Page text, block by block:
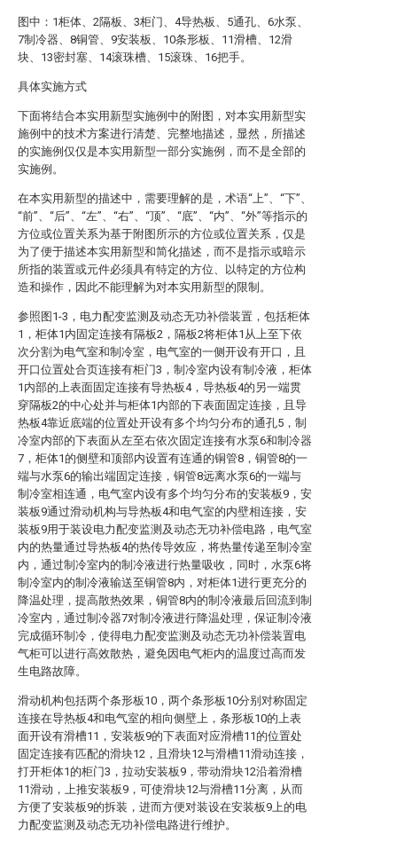
图中：1柜体、2隔板、3柜门、4导热板、5通孔、6水泵、
7制冷器、8铜管、9安装板、10条形板、11滑槽、12滑
块、13密封塞、14滚珠槽、15滚珠、16把手。
具体实施方式
下面将结合本实用新型实施例中的附图，对本实用新型实
施例中的技术方案进行清楚、完整地描述，显然，所描述
的实施例仅仅是本实用新型一部分实施例，而不是全部的
实施例。
在本实用新型的描述中，需要理解的是，术语“上”、“下”、
“前”、“后”、“左”、“右”、“顶”、“底”、“内”、“外”等指示的
方位或位置关系为基于附图所示的方位或位置关系，仅是
为了便于描述本实用新型和简化描述，而不是指示或暗示
所指的装置或元件必须具有特定的方位、以特定的方位构
造和操作，因此不能理解为对本实用新型的限制。
参照图1-3，电力配变监测及动态无功补偿装置，包括柜体
1，柜体1内固定连接有隔板2，隔板2将柜体1从上至下依
次分割为电气室和制冷室，电气室的一侧开设有开口，且
开口位置处合页连接有柜门3，制冷室内设有制冷液，柜体
1内部的上表面固定连接有导热板4，导热板4的另一端贯
穿隔板2的中心处并与柜体1内部的下表面固定连接，且导
热板4靠近底端的位置处开设有多个均匀分布的通孔5，制
冷室内部的下表面从左至右依次固定连接有水泵6和制冷器
7，柜体1的侧壁和顶部内设置有连通的铜管8，铜管8的一
端与水泵6的输出端固定连接，铜管8远离水泵6的一端与
制冷室相连通，电气室内设有多个均匀分布的安装板9，安
装板9通过滑动机构与导热板4和电气室的内壁相连接，安
装板9用于装设电力配变监测及动态无功补偿电路，电气室
内的热量通过导热板4的热传导效应，将热量传递至制冷室
内，通过制冷室内的制冷液进行热量吸收，同时，水泵6将
制冷室内的制冷液输送至铜管8内，对柜体1进行更充分的
降温处理，提高散热效果，铜管8内的制冷液最后回流到制
冷室内，通过制冷器7对制冷液进行降温处理，保证制冷液
完成循环制冷，使得电力配变监测及动态无功补偿装置电
气柜可以进行高效散热，避免因电气柜内的温度过高而发
生电路故障。
滑动机构包括两个条形板10，两个条形板10分别对称固定
连接在导热板4和电气室的相向侧壁上，条形板10的上表
面开设有滑槽11，安装板9的下表面对应滑槽11的位置处
固定连接有匹配的滑块12，且滑块12与滑槽11滑动连接，
打开柜体1的柜门3，拉动安装板9，带动滑块12沿着滑槽
11滑动，上推安装板9，可使滑块12与滑槽11分离，从而
方便了安装板9的拆装，进而方便对装设在安装板9上的电
力配变监测及动态无功补偿电路进行维护。